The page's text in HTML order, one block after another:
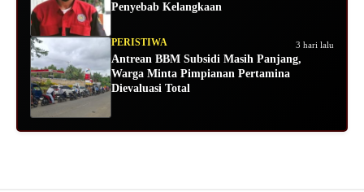
Penyebab Kelangkaan
PERISTIWA 3 hari lalu
Antrean BBM Subsidi Masih Panjang,
Warga Minta Pimpianan Pertamina
Dievaluasi Total